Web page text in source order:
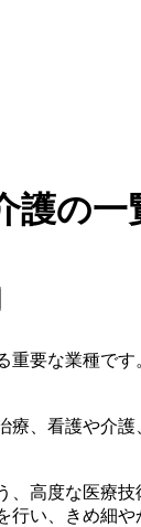
護の一
要な業種で
、看護や介
高度な医療
い、きめ細